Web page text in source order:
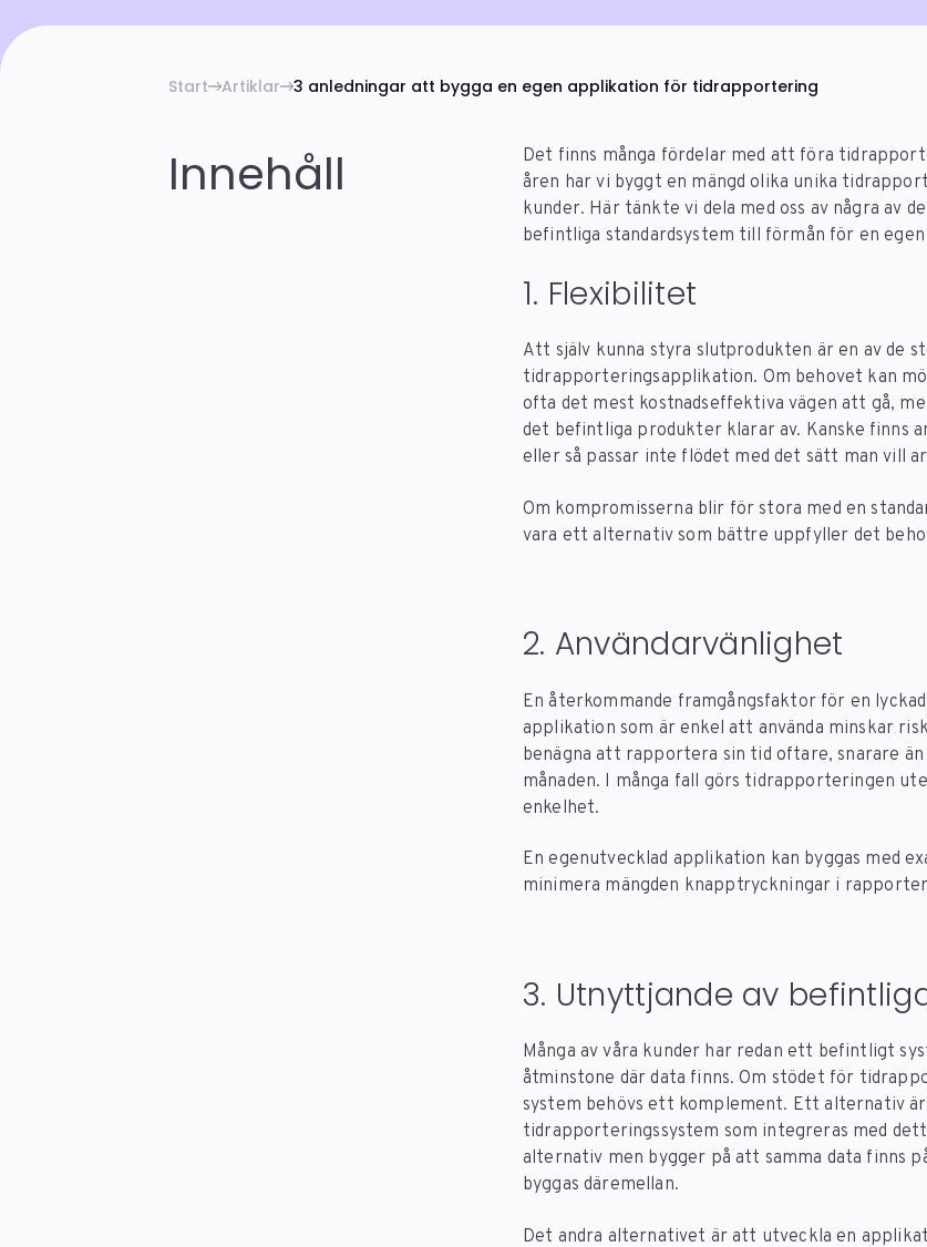
Start Artiklar 3 anledningar att bygga en egen applikation för tidrapportering
Innehåll
Det finns många fördelar med att föra
åren har vi byggt en mängd olika unika
kunder. Här tänkte vi dela med oss av några av
befintliga standardsystem till förmån för en
1. Flexibilitet
Att själv kunna styra slutprodukten är en av de
tidrapporteringsapplikation. Om behovet kan
ofta det mest kostnadseffektiva vägen att gå,
det befintliga produkter klarar av. Kanske finns
eller så passar inte flödet med det sätt man vill
Om kompromisserna blir för stora med en
vara ett alternativ som bättre uppfyller det
2. Användarvänlighet
En återkommande framgångsfaktor för en
applikation som är enkel att använda minskar
benägna att rapportera sin tid oftare, snarare
månaden. I många fall görs tidrapporteringen
enkelhet.
En egenutvecklad applikation kan byggas med
minimera mängden knapptryckningar i
3. Utnyttjande av
Många av våra kunder har redan ett befintligt
åtminstone där data finns. Om stödet för
system behövs ett komplement. Ett alternativ
tidrapporteringssystem som integreras med
alternativ men bygger på att samma data finns
byggas däremellan.
Det andra alternativet är att utveckla en